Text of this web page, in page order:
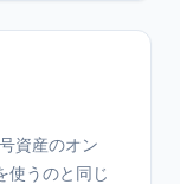
資産のオン
使うのと同じ